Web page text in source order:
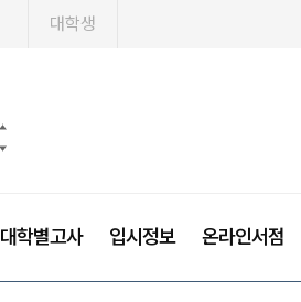
대학생
대학별고사 입시정보 온라인서점